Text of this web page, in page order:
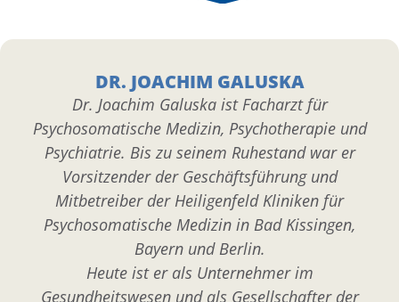
DR. JOACHIM GALUSKA
Dr. Joachim Galuska ist Facharzt für
Psychosomatische Medizin, Psychotherapie und
Psychiatrie. Bis zu seinem Ruhestand war er
Vorsitzender der Geschäftsführung und
Mitbetreiber der Heiligenfeld Kliniken für
Psychosomatische Medizin in Bad Kissingen,
Bayern und Berlin.
Heute ist er als Unternehmer im
Gesundheitswesen und als Gesellschafter der